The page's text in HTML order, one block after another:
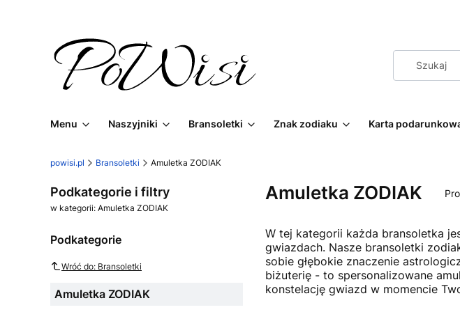
Menu Naszyjniki Bransoletki Znak zodiaku Karta
powisi.pl Bransoletki Amuletka ZODIAK
Podkategorie i filtry
w kategorii: Amuletka ZODIAK
Podkategorie
Wróć do: Bransoletki
Amuletka ZODIAK
Amuletka ZODIAK
W tej kategorii każda bransoletka
gwiazdach. Nasze bransoletki
sobie głębokie znaczenie
biżuterię - to spersonalizowane
konstelację gwiazd w momencie